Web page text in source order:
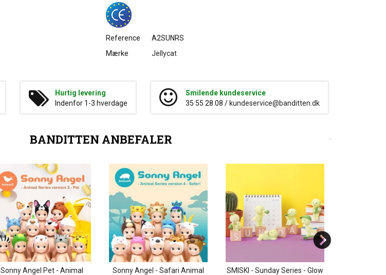
Reference
A2SUNRS
Mærke
Jellycat
Hurtig levering
Indenfor 1-3 hverdage
Smilende kundeservice
35 55 28 08 / kundeservice@banditten.dk
BANDITTEN ANBEFALER
Sonny Angel Pet - Animal
Sonny Angel - Safari Animal
SMISKI - Sunday Series - Glow